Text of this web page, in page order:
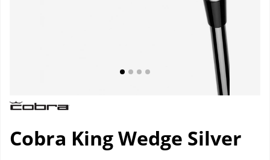
Cobra King Wedge Silver